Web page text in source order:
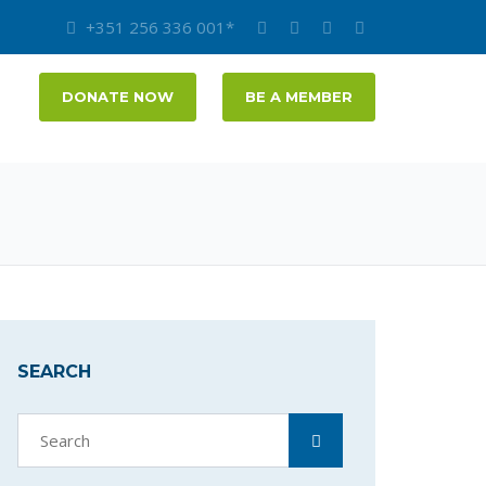
+351 256 336 001*
DONATE NOW BE A MEMBER
SEARCH